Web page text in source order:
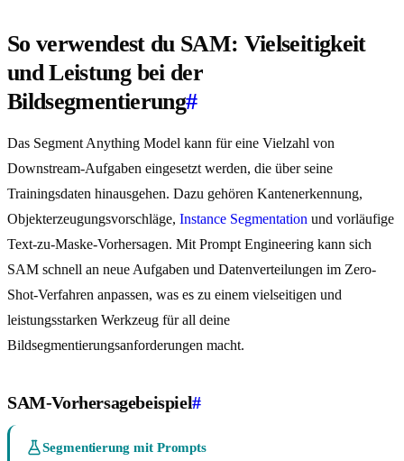
So verwendest du SAM: Vielseitigkeit
und Leistung bei der
Bildsegmentierung#
Das Segment Anything Model kann für eine Vielzahl von
Downstream-Aufgaben eingesetzt werden, die über seine
Trainingsdaten hinausgehen. Dazu gehören Kantenerkennung,
Objekterzeugungsvorschläge, Instance Segmentation und vorläufige
Text-zu-Maske-Vorhersagen. Mit Prompt Engineering kann sich
SAM schnell an neue Aufgaben und Datenverteilungen im Zero-
Shot-Verfahren anpassen, was es zu einem vielseitigen und
leistungsstarken Werkzeug für all deine
Bildsegmentierungsanforderungen macht.
SAM-Vorhersagebeispiel#
Segmentierung mit Prompts